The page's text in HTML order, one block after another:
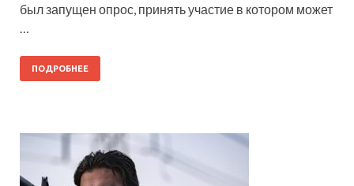
был запущен опрос, принять участие в котором может
ПОДРОБНЕЕ